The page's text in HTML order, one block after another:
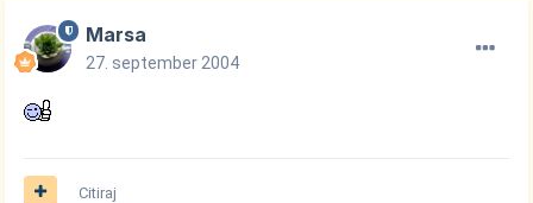
Marsa
27. september 2004
Citiraj